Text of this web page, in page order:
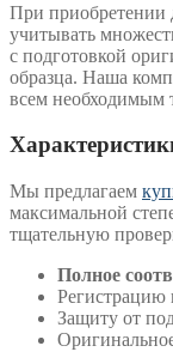
При приобретении
учитывать
с подготовкой
образца. Наша
всем необходимым
Мы предлагаем
максимальной
тщательную
Полное
Регистрацию
Защиту от